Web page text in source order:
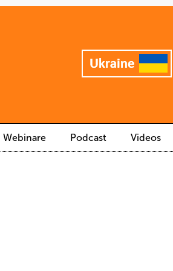
Webinare Podcast Videos